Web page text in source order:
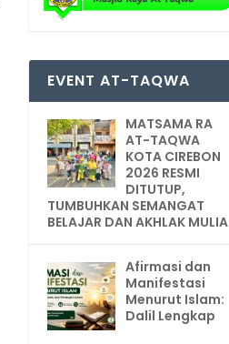
EVENT AT-TAQWA
MATSAMA RA
AT-TAQWA
KOTA CIREBON
2026 RESMI
DITUTUP,
TUMBUHKAN SEMANGAT
BELAJAR DAN AKHLAK MULIA
Afirmasi dan
Manifestasi
Menurut Islam:
Dalil Lengkap